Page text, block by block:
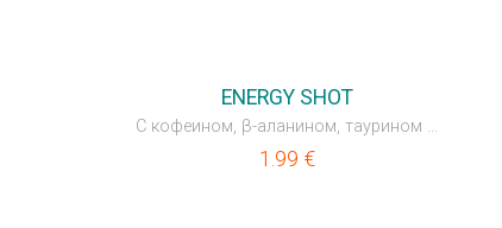
ENERGY SHOT
С кофеином, β-аланином, таурином ...
1.99 €